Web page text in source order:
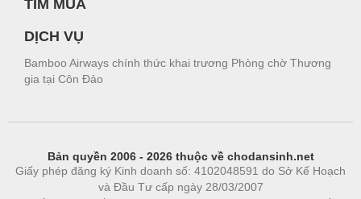
TÌM MUA
DỊCH VỤ
Bamboo Airways chính thức khai trương Phòng chờ Thương
gia tại Côn Đảo
Bản quyền 2006 - 2026 thuộc về chodansinh.net
Giấy phép đăng ký Kinh doanh số: 4102048591 do Sở Kế Hoạch
và Đầu Tư cấp ngày 28/03/2007